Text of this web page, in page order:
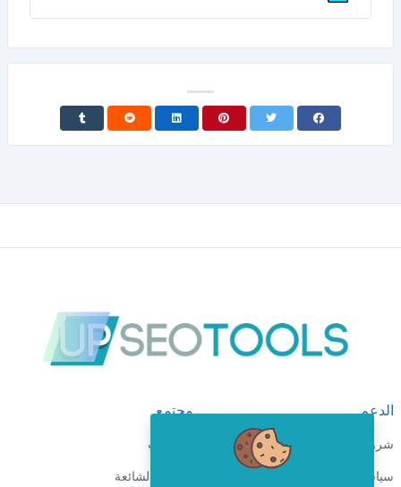
الدعم
شروط الخدمة
سياسة الخصوصية
مجتمع
المدونات
الأسئلة الشائعة